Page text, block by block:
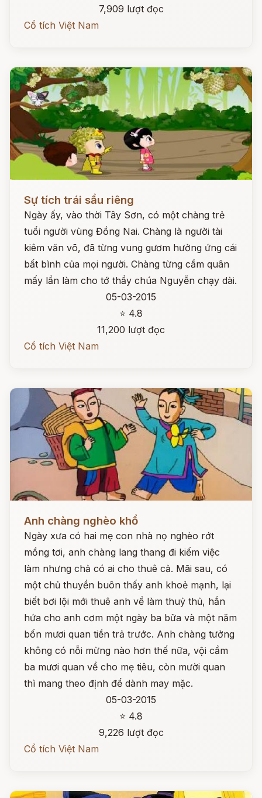
7,909 lượt đọc
Cổ tích Việt Nam
Sự tích trái sầu riêng
Ngày ấy, vào thời Tây Sơn, có một chàng trẻ
tuổi người vùng Đồng Nai. Chàng là người tài
kiêm văn võ, đã từng vung gươm hưởng ứng cái
bất bình của mọi người. Chàng từng cầm quân
mấy lần làm cho tớ thầy chúa Nguyễn chạy dài.
05-03-2015
⭐ 4.8
11,200 lượt đọc
Cổ tích Việt Nam
Anh chàng nghèo khổ
Ngày xưa có hai mẹ con nhà nọ nghèo rớt
mồng tơi, anh chàng lang thang đi kiếm việc
làm nhưng chả có ai cho thuê cả. Mãi sau, có
một chủ thuyền buôn thấy anh khoẻ mạnh, lại
biết bơi lội mới thuê anh về làm thuỷ thủ, hắn
hứa cho anh cơm một ngày ba bữa và một năm
bốn mươi quan tiền trả trước. Anh chàng tưởng
không có nỗi mừng nào hơn thế nữa, vội cầm
ba mươi quan về cho mẹ tiêu, còn mười quan
thì mang theo định để dành may mặc.
05-03-2015
⭐ 4.8
9,226 lượt đọc
Cổ tích Việt Nam